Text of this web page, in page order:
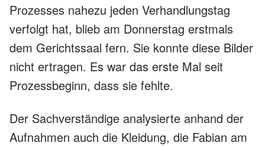
Prozesses nahezu jeden Verhandlungstag
verfolgt hat, blieb am Donnerstag erstmals
dem Gerichtssaal fern. Sie konnte diese Bilder
nicht ertragen. Es war das erste Mal seit
Prozessbeginn, dass sie fehlte.
Der Sachverständige analysierte anhand der
Aufnahmen auch die Kleidung, die Fabian am